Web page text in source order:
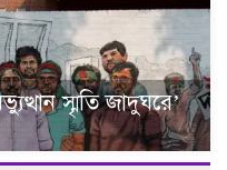
স্মৃতি জাদুঘরে’